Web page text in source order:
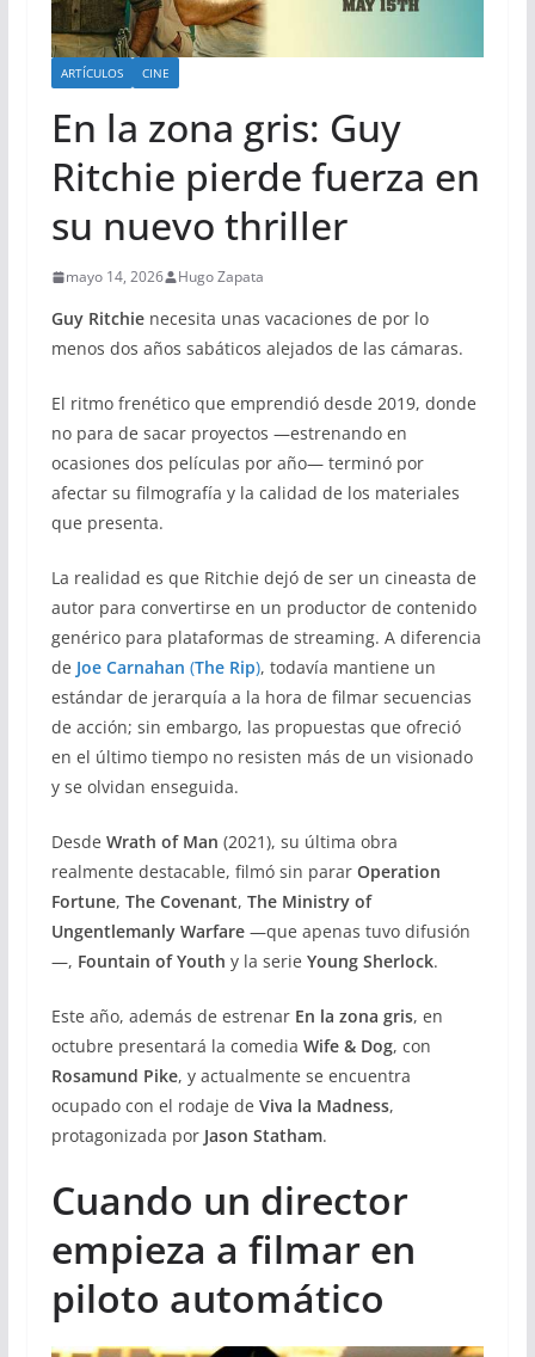
ARTÍCULOS CINE
En la zona gris: Guy
Ritchie pierde fuerza en
su nuevo thriller
mayo 14, 2026 Hugo Zapata
Guy Ritchienecesita unas vacaciones de por lo
menos dos años sabáticos alejados de las cámaras.
El ritmo frenético que emprendió desde 2019, donde
no para de sacar proyectos —estrenando en
ocasiones dos películas por año— terminó por
afectar su filmografía y la calidad de los materiales
que presenta.
La realidad es que Ritchie dejó de ser un cineasta de
autor para convertirse en un productor de contenido
genérico para plataformas de streaming. A diferencia
de Joe Carnahan (The Rip), todavía mantiene un
estándar de jerarquía a la hora de filmar secuencias
de acción; sin embargo, las propuestas que ofreció
en el último tiempo no resisten más de un visionado
y se olvidan enseguida.
Desde Wrath of Man (2021), su última obra
realmente destacable, filmó sin parar Operation
Fortune, The Covenant, The Ministry of
Ungentlemanly Warfare—que apenas tuvo difusión
—, Fountain of Youth y la serie Young Sherlock.
Este año, además de estrenar En la zona gris, en
octubre presentará la comedia Wife & Dog, con
Rosamund Pike, y actualmente se encuentra
ocupado con el rodaje de Viva la Madness,
protagonizada por Jason Statham.
Cuando un director
empieza a filmar en
piloto automático